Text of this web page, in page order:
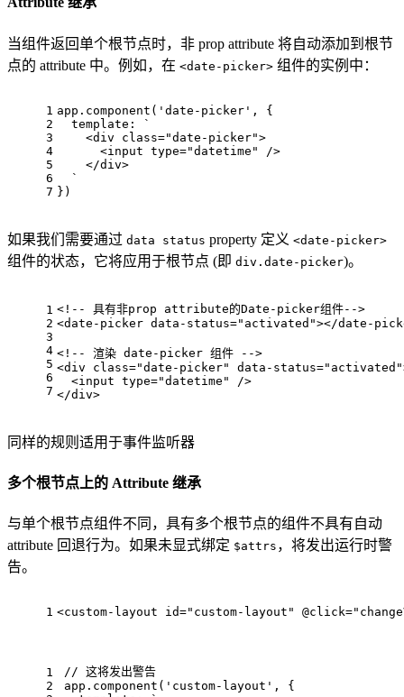
当组件返回单个根节点时，非 prop attribute 将自动添加到根节
点的 attribute 中。例如，在 <date-picker> 组件的实例中：
1
2
3
4
5
6
7
app. component ( 'date-picker' , {
template :
`
    <div class="date-picker">
      <input type="datetime" />
    </div>
  `
})
如果我们需要通过 data status property 定义 <date-picker>
组件的状态，它将应用于根节点 (即 div.date-picker)。
1
2
3
4
5
6
7
<!-- 具有非prop attribute的Date-picker组件-->
<date-picker data-status="activated"></date-
<!-- 渲染 date-picker 组件 -->
<div class="date-picker" data-status="activated"
<input type="datetime"
/>
</div>
同样的规则适用于事件监听器
多个根节点上的 Attribute 继承
与单个根节点组件不同，具有多个根节点的组件不具有自动
attribute 回退行为。如果未显式绑定 $attrs ，将发出运行时警
告。
1 <custom-layout id="custom-layout" @click=
1
2
// 这将发出警告
app. component ( 'custom-layout' , {